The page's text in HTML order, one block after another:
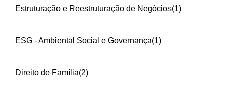
Estruturação e Reestruturação de Negócios(1)
ESG - Ambiental Social e Governança(1)
Direito de Família(2)